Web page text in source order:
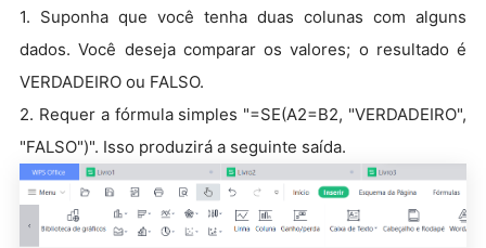
1. Suponha que você tenha duas colunas com alguns
dados. Você deseja comparar os valores; o resultado é
VERDADEIRO ou FALSO.
2. Requer a fórmula simples "=SE(A2=B2, "VERDADEIRO",
"FALSO")". Isso produzirá a seguinte saída.